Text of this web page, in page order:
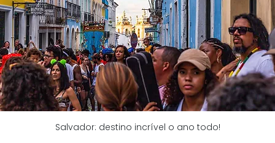
Salvador: destino incrível o ano todo!